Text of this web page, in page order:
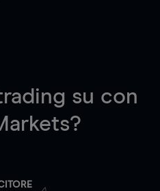
su con